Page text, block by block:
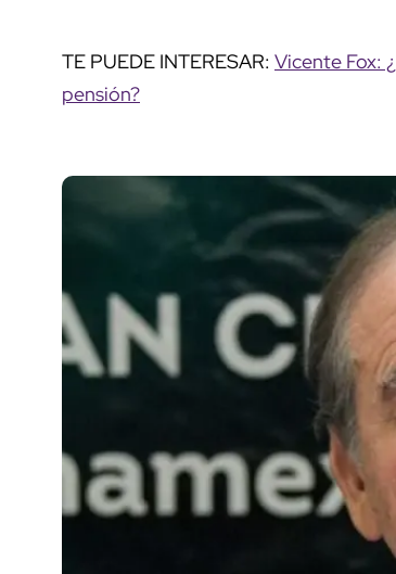
TE PUEDE INTERESAR: Vicente Fox:
pensión?